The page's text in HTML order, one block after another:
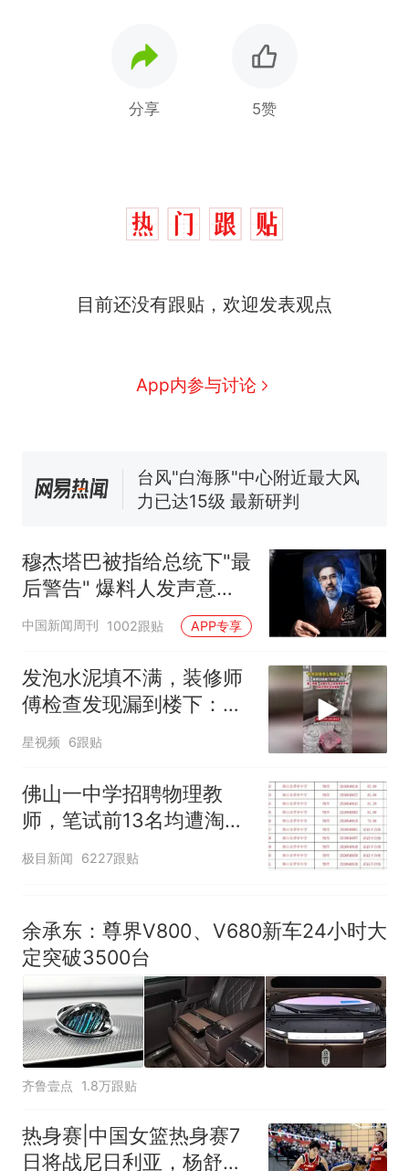
分享 5赞
目前还没有跟贴，欢迎发表观点
App内参与讨论
热
那个在床头放菜刀的女孩，
号，仅凭视频评出？中国烹饪
来源：参考消息）
笔试第一被第二名传话劝弃考
已叫停招聘，成立调查组全面
核查
台风"白海豚"中心附近最大风
力已达15级 最新研判
因老师一句“跟我回家”改写了
人生
穆杰塔巴被指给总统下"最
后警告" 爆料人发声意味
深长
中国新闻周刊 1002跟贴 APP专享
发泡水泥填不满，装修师
傅检查发现漏到楼下：出
风口未延伸到外墙
星视频 6跟贴
佛山一中学招聘物理教
师，笔试前13名均遭淘
汰？教育局：已叫停招
极目新闻 6227跟贴
余承东：尊界V800、V680新车24小时大
定突破3500台
齐鲁壹点 1.8万跟贴
热身赛|中国女篮热身赛7
日将战尼日利亚，杨舒予